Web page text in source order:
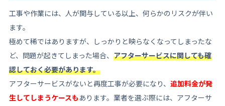
工事や作業には、人が関与している以上、何らかのリスクが伴い
ます。
極めて稀ではありますが、しっかりと映らなくなってしまったな
ど、問題が起きてしまった場合、 アフターサービスに関しても確
認しておく必要があります。
アフターサービスがないと再度工事が必要になり、 追加料金が発
生してしまうケースも あります。業者を選ぶ際には、アフターサ